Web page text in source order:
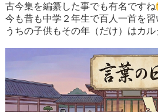
古今集を編纂した事でも有名ですね
今も昔も中学２年生で百人一首を習
うちの子供もその年（だけ）はカ